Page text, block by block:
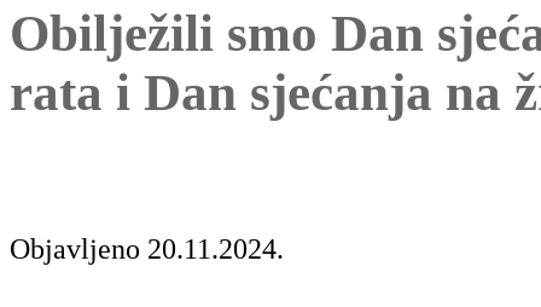
Obilježili smo Dan
rata i Dan sjećanja na
Objavljeno 20.11.2024.